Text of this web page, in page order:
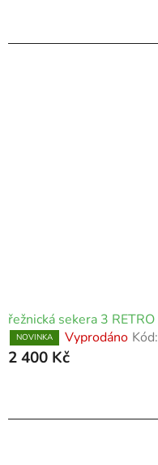
řežnická sekera 3 RETRO
NOVINKA Vyprodáno Kód:
2 400 Kč